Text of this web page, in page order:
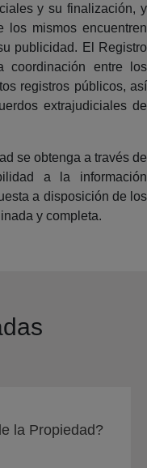
y su finalización, y
los mismos encuentren
publicidad. El Registro
coordinación entre los
registros públicos, así
extrajudiciales de
se obtenga a través de
a la información
a disposición de los
y completa.
la Propiedad?